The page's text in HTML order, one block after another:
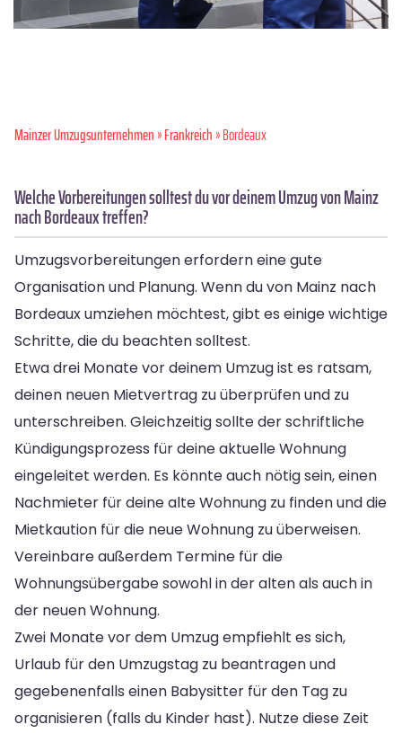
Mainzer Umzugsunternehmen»Frankreich» Bordeaux
Welche Vorbereitungen solltest du vor deinem Umzug von Mainz
nach Bordeaux treffen?
Umzugsvorbereitungen erfordern eine gute
Organisation und Planung. Wenn du von Mainz nach
Bordeaux umziehen möchtest, gibt es einige wichtige
Schritte, die du beachten solltest.
Etwa drei Monate vor deinem Umzug ist es ratsam,
deinen neuen Mietvertrag zu überprüfen und zu
unterschreiben. Gleichzeitig sollte der schriftliche
Kündigungsprozess für deine aktuelle Wohnung
eingeleitet werden. Es könnte auch nötig sein, einen
Nachmieter für deine alte Wohnung zu finden und die
Mietkaution für die neue Wohnung zu überweisen.
Vereinbare außerdem Termine für die
Wohnungsübergabe sowohl in der alten als auch in
der neuen Wohnung.
Zwei Monate vor dem Umzug empfiehlt es sich,
Urlaub für den Umzugstag zu beantragen und
gegebenenfalls einen Babysitter für den Tag zu
organisieren (falls du Kinder hast). Nutze diese Zeit